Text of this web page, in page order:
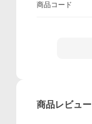
商品コード
商品レビュー